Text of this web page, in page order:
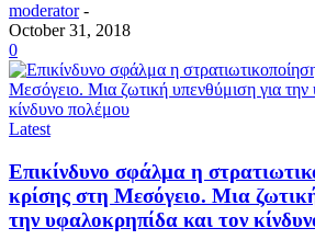
moderator -
October 31, 2018
0
Latest
Επικίνδυνο σφάλμα η
κρίσης στη Μεσόγειο. Μια
την υφαλοκρηπίδα και τον